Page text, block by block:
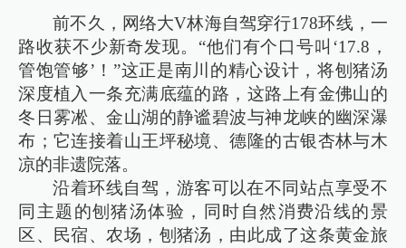
前不久，网络大V林海自驾穿行178环线，一
路收获不少新奇发现。“他们有个口号叫‘17.8，
管饱管够’！”这正是南川的精心设计，将刨猪汤
深度植入一条充满底蕴的路，这路上有金佛山的
冬日雾凇、金山湖的静谧碧波与神龙峡的幽深瀑
布；它连接着山王坪秘境、德隆的古银杏林与木
凉的非遗院落。
沿着环线自驾，游客可以在不同站点享受不
同主题的刨猪汤体验，同时自然消费沿线的景
区、民宿、农场，刨猪汤，由此成了这条黄金旅